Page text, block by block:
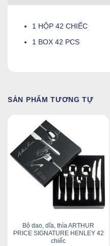
1 HỘP 42 CHIẾC
1 BOX 42 PCS
SẢN PHẨM TƯƠNG TỰ
Bộ dao, dĩa, thìa ARTHUR
PRICE SIGNATURE HENLEY 42
chiếc